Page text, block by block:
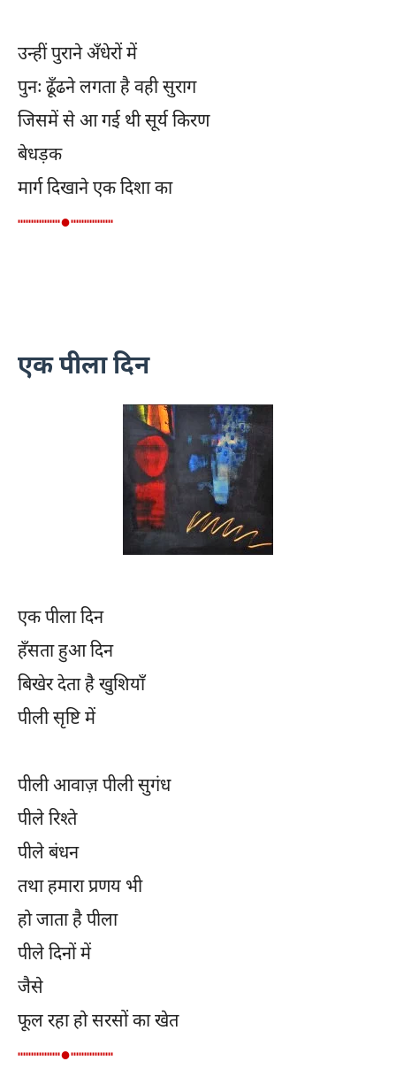
उन्हीं पुराने अँधेरों में
पुनः ढूँढने लगता है वही सुराग
जिसमें से आ गई थी सूर्य किरण
बेधड़क
मार्ग दिखाने एक दिशा का
┉┉┉┉●┉┉┉┉
एक पीला दिन
एक पीला दिन
हँसता हुआ दिन
बिखेर देता है खुशियाँ
पीली सृष्टि में
पीली आवाज़ पीली सुगंध
पीले रिश्ते
पीले बंधन
तथा हमारा प्रणय भी
हो जाता है पीला
पीले दिनों में
जैसे
फूल रहा हो सरसों का खेत
┉┉┉┉●┉┉┉┉